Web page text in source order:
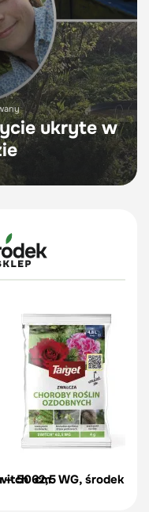
ukryte w
– 50 cm62,5 WG, środek